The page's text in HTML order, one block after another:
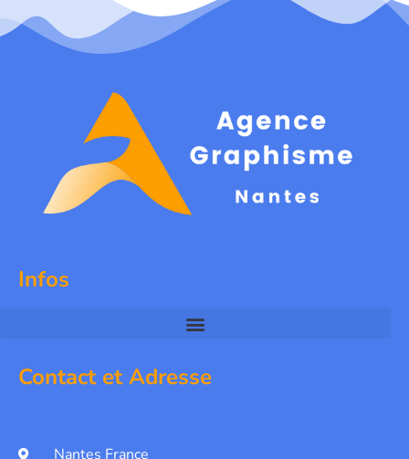
Infos
Contact et Adresse
Nantes France